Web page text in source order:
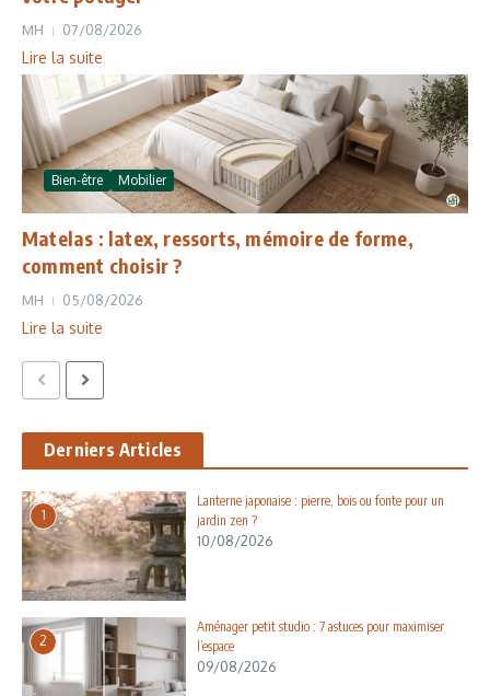
MH 07/08/2026
Lire la suite
Bien-être Mobilier
Matelas : latex, ressorts, mémoire de forme,
comment choisir ?
MH 05/08/2026
Lire la suite
Derniers Articles
1
Lanterne japonaise : pierre, bois ou fonte pour un
jardin zen ?
10/08/2026
2
Aménager petit studio : 7 astuces pour maximiser
l’espace
09/08/2026